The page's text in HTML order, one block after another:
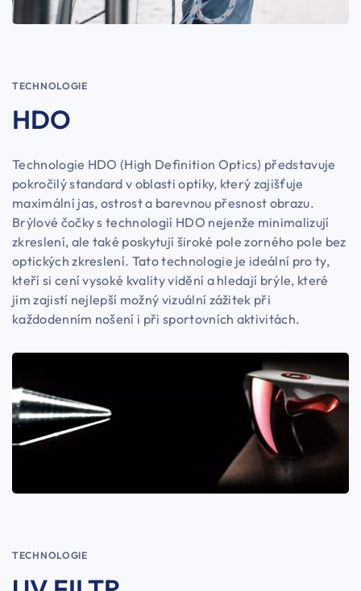
TECHNOLOGIE
HDO
Technologie HDO (High Definition Optics) představuje
pokročilý standard v oblasti optiky, který zajišťuje
maximální jas, ostrost a barevnou přesnost obrazu.
Brýlové čočky s technologií HDO nejenže minimalizují
zkreslení, ale také poskytují široké pole zorného pole bez
optických zkreslení. Tato technologie je ideální pro ty,
kteří si cení vysoké kvality vidění a hledají brýle, které
jim zajistí nejlepší možný vizuální zážitek při
každodenním nošení i při sportovních aktivitách.
TECHNOLOGIE